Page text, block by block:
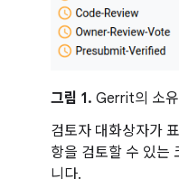
그림 1. Gerrit의 소
검토자 대화상자가
항을 검토할 수 있는
니다.